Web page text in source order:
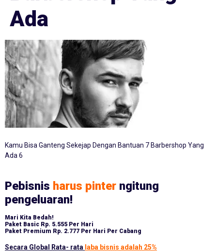
Ada
Kamu Bisa Ganteng Sekejap Dengan Bantuan 7 Barbershop Yang
Ada 6
Pebisnis harus pinter ngitung
pengeluaran!
Mari Kita Bedah!
Paket Basic Rp. 5.555 Per Hari
Paket Premium Rp. 2.777 Per Hari Per Cabang
Secara Global Rata- rata laba bisnis adalah 25%